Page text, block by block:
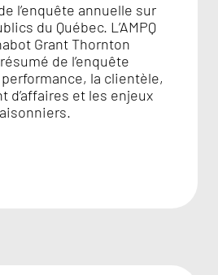
l’enquête annuelle sur
du Québec. L’AMPQ
Grant Thornton
de l’enquête
la clientèle,
d’affaires et les enjeux